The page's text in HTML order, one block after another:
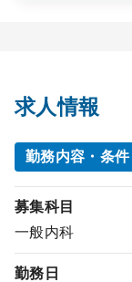
求人情報
勤務内容・条件
募集科目
一般内科
勤務日